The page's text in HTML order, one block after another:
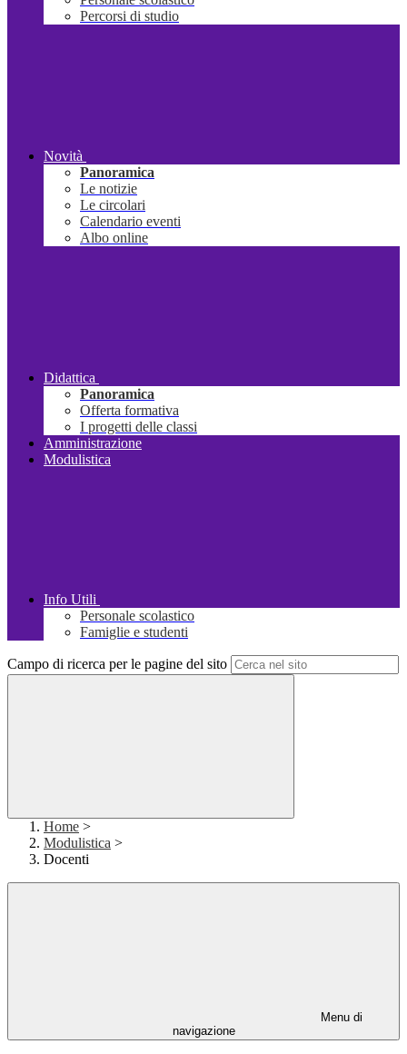
Percorsi di studio
Novità
Panoramica
Le notizie
Le circolari
Calendario eventi
Albo online
Didattica
Panoramica
Offerta formativa
I progetti delle classi
Amministrazione
Modulistica
Info Utili
Personale scolastico
Famiglie e studenti
Campo di ricerca per le pagine del sito
Home >
Modulistica >
Docenti
Menu di
navigazione